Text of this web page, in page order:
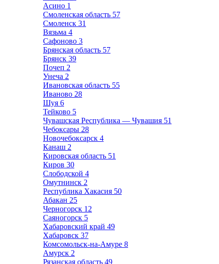
Асино 1
Смоленская область 57
Смоленск 31
Вязьма 4
Сафоново 3
Брянская область 57
Брянск 39
Почеп 2
Унеча 2
Ивановская область 55
Иваново 28
Шуя 6
Тейково 5
Чувашская Республика — Чувашия 51
Чебоксары 28
Новочебоксарск 4
Канаш 2
Кировская область 51
Киров 30
Слободской 4
Омутнинск 2
Республика Хакасия 50
Абакан 25
Черногорск 12
Саяногорск 5
Хабаровский край 49
Хабаровск 37
Комсомольск-на-Амуре 8
Амурск 2
Рязанская область 49